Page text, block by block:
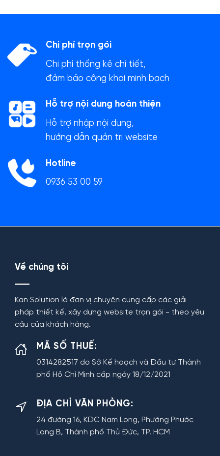
Chi phí trọn gói
Chi phí thống kê chi tiết,
đảm bảo công khai minh bạch
Hỗ trợ nội dung hoàn thiện
Hỗ trợ nhập nội dung,
hướng dẫn quản trị website
Hotline
0936 53 00 59
Về chúng tôi
Kan Solution là đơn vị chuyên cung cấp các giải
pháp thiết kế, xây dựng website trọn gói - theo yêu
cầu của khách hàng.
MÃ SỐ THUẾ:
0314282517 do Sở Kế hoạch và Đầu tư Thành
phố Hồ Chí Minh cấp ngày 18/12/2021
ĐỊA CHỈ VĂN PHÒNG:
24 đường 16, KDC Nam Long, Phường Phước
Long B, Thành phố Thủ Đức, TP. HCM